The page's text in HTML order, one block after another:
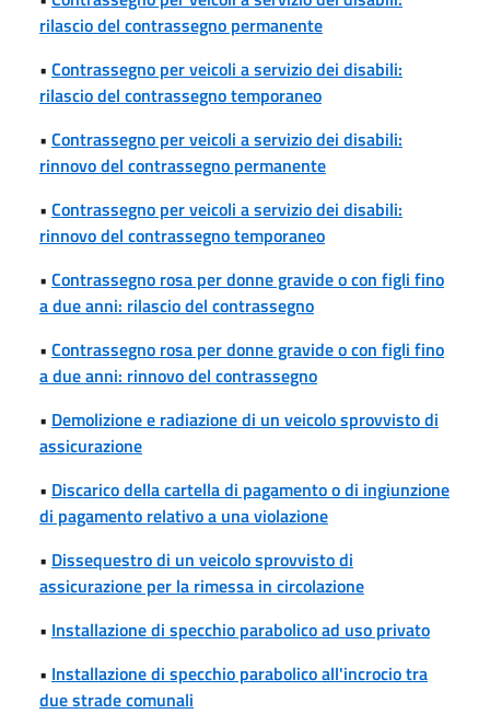
rilascio del contrassegno permanente
• Contrassegno per veicoli a servizio dei disabili:
rilascio del contrassegno temporaneo
• Contrassegno per veicoli a servizio dei disabili:
rinnovo del contrassegno permanente
• Contrassegno per veicoli a servizio dei disabili:
rinnovo del contrassegno temporaneo
• Contrassegno rosa per donne gravide o con figli fino
a due anni: rilascio del contrassegno
• Contrassegno rosa per donne gravide o con figli fino
a due anni: rinnovo del contrassegno
• Demolizione e radiazione di un veicolo sprovvisto di
assicurazione
• Discarico della cartella di pagamento o di ingiunzione
di pagamento relativo a una violazione
• Dissequestro di un veicolo sprovvisto di
assicurazione per la rimessa in circolazione
• Installazione di specchio parabolico ad uso privato
• Installazione di specchio parabolico all'incrocio tra
due strade comunali